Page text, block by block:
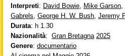
Interpreti: David Bowie, Mike Garson,
Gabrels, George H. W. Bush, Jeremy
Durata: h 1.30
Nazionalità: Gran Bretagna 2025
Genere: documentario